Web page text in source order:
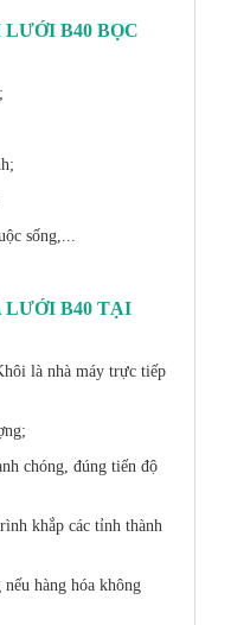
B40 BỌC
sống,...
LƯỚI B40 TẠI
là nhà máy trực tiếp
chóng, đúng tiến độ
khắp các tỉnh thành
hàng hóa không